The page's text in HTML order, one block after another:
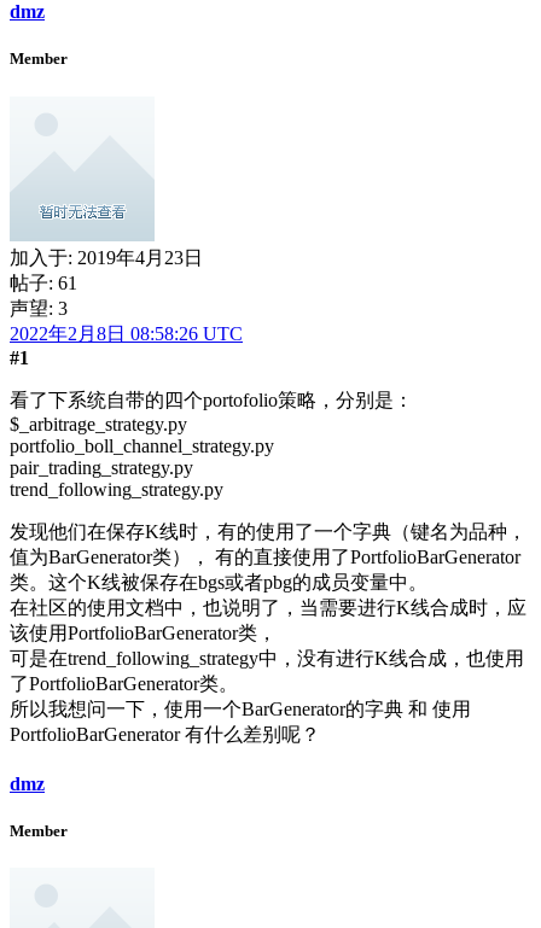
dmz
Member
加入于: 2019年4月23日
帖子: 61
声望: 3
2022年2月8日 08:58:26 UTC
#1
看了下系统自带的四个portofolio策略，分别是：
$_arbitrage_strategy.py
portfolio_boll_channel_strategy.py
pair_trading_strategy.py
trend_following_strategy.py
发现他们在保存K线时，有的使用了一个字典（键名为品种，
值为BarGenerator类）， 有的直接使用了PortfolioBarGenerator
类。这个K线被保存在bgs或者pbg的成员变量中。
在社区的使用文档中，也说明了，当需要进行K线合成时，应
该使用PortfolioBarGenerator类，
可是在trend_following_strategy中，没有进行K线合成，也使用
了PortfolioBarGenerator类。
所以我想问一下，使用一个BarGenerator的字典 和 使用
PortfolioBarGenerator 有什么差别呢？
dmz
Member